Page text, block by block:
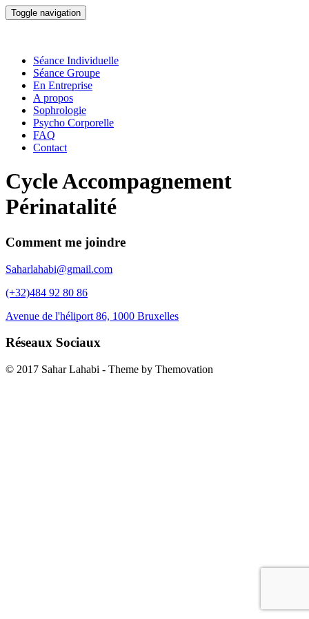
Toggle navigation
Séance Individuelle
Séance Groupe
En Entreprise
A propos
Sophrologie
Psycho Corporelle
FAQ
Contact
Cycle Accompagnement
Périnatalité
Comment me joindre
Saharlahabi@gmail.com
(+32)484 92 80 86
Avenue de l'héliport 86, 1000 Bruxelles
Réseaux Sociaux
© 2017 Sahar Lahabi - Theme by Themovation